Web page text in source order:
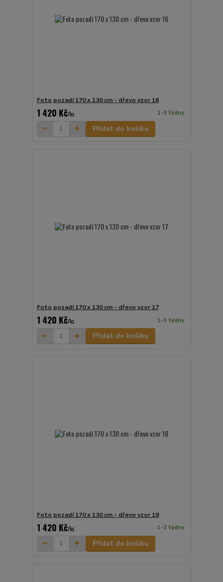
Foto pozadí 170 x 130 cm - dřevo vzor 16
1 420 Kč/ks 1-3 týdny
Přidat do košíku
Foto pozadí 170 x 130 cm - dřevo vzor 17
1 420 Kč/ks 1-3 týdny
Přidat do košíku
Foto pozadí 170 x 130 cm - dřevo vzor 18
1 420 Kč/ks 1-3 týdny
Přidat do košíku